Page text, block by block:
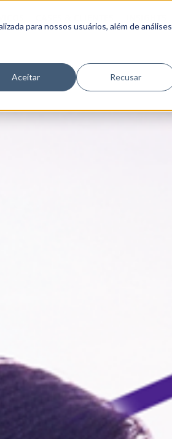
para nossos usuários, além de análises
Aceitar Recusar